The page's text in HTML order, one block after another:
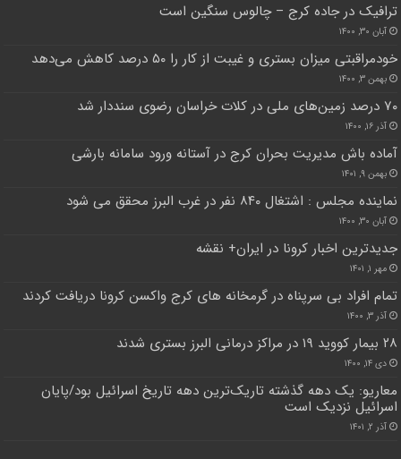
ترافیک در جاده کرج – چالوس سنگین است
آبان ۳۰, ۱۴۰۰
خودمراقبتی میزان بستری و غیبت از کار را ۵۰ درصد کاهش می‌دهد
بهمن ۳, ۱۴۰۰
۷۰ درصد زمین‌های ملی در کلات خراسان رضوی سنددار شد
آذر ۱۶, ۱۴۰۰
آماده باش مدیریت بحران کرج در آستانه ورود سامانه بارشی
بهمن ۹, ۱۴۰۱
نماینده مجلس : اشتغال ۸۴۰ نفر در غرب البرز محقق می شود
آبان ۳۰, ۱۴۰۰
جدید‌ترین اخبار کرونا در ایران+ نقشه
مهر ۱, ۱۴۰۱
تمام افراد بی سرپناه در گرمخانه های کرج واکسن کرونا دریافت کردند
آذر ۳, ۱۴۰۰
۲۸ بیمار کووید ۱۹ در مراکز درمانی البرز بستری شدند
دی ۱۴, ۱۴۰۰
معاریو: یک دهه گذشته تاریک‌‌ترین دهه تاریخ اسرائیل بود/پایان
اسرائیل نزدیک است
آذر ۲, ۱۴۰۱